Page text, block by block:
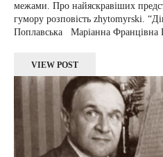
межами. Про найяскравіших
гумору розповість zhytomyrski. “Дівчина з Житомира” Маріанна
Поплавська Маріанна
VIEW POST